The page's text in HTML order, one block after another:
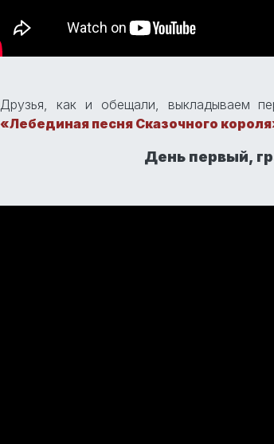
Друзья, как и обещали, выкладываем
«Лебединая песня Сказочного
День первый,